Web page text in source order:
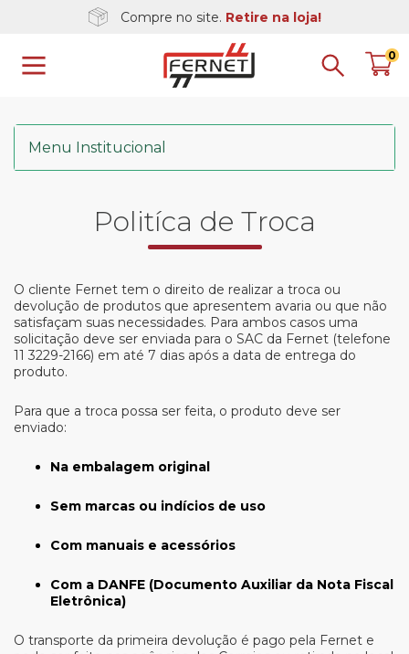
0
Compre no site. Retire na loja!
Menu Institucional
Atendimento
Política de Troca
Privacidade e Segurança
Processo de Entrega
Politíca de Troca
O cliente Fernet tem o direito de realizar a troca ou
devolução de produtos que apresentem avaria ou que não
satisfaçam suas necessidades. Para ambos casos uma
solicitação deve ser enviada para o SAC da Fernet (telefone
11 3229-2166) em até 7 dias após a data de entrega do
produto.
Para que a troca possa ser feita, o produto deve ser
enviado:
Na embalagem original
Sem marcas ou indícios de uso
Com manuais e acessórios
Com a DANFE (Documento Auxiliar da Nota Fiscal
Eletrônica)
O transporte da primeira devolução é pago pela Fernet e